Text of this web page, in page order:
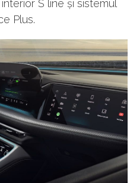
S line și sistemul
Plus.